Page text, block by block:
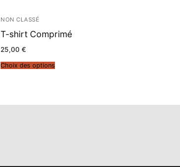
NON CLASSÉ
T-shirt Comprimé
25,00 €
Choix des options